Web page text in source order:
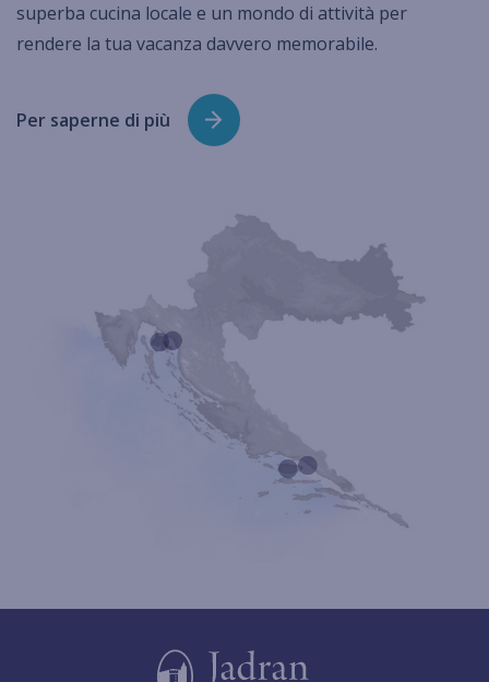
superba cucina locale e un mondo di attività per
rendere la tua vacanza davvero memorabile.
Per saperne di più